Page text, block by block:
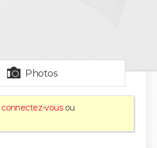
Photos
connectez-vousou